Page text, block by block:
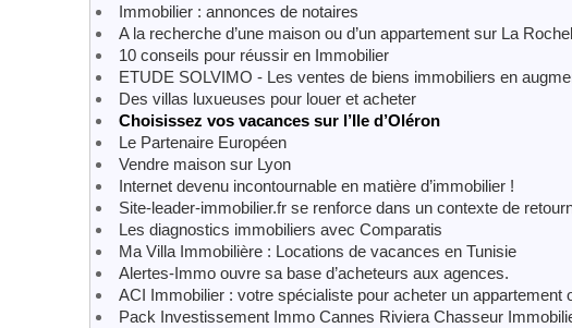
Immobilier : annonces de notaires
A la recherche d’une maison ou d’un appartement sur La
10 conseils pour réussir en Immobilier
ETUDE SOLVIMO - Les ventes de biens immobiliers en
Des villas luxueuses pour louer et acheter
Choisissez vos vacances sur l’Ile d’Oléron
Le Partenaire Européen
Vendre maison sur Lyon
Internet devenu incontournable en matière d’immobilier !
Site-leader-immobilier.fr se renforce dans un contexte de
Les diagnostics immobiliers avec Comparatis
Ma Villa Immobilière : Locations de vacances en Tunisie
Alertes-Immo ouvre sa base d’acheteurs aux agences.
ACI Immobilier : votre spécialiste pour acheter un appartement
Pack Investissement Immo Cannes Riviera Chasseur